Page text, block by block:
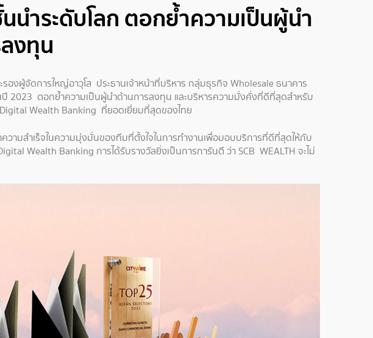
นำระดับโลก ตอกย้ำความเป็นผู้นำ
งทุน
องผู้จัดการใหญ่อาวุโส ประธานเจ้าหน้าที่บริหาร กลุ่มธุรกิจ Wholesale ธนาคาร
2023 ตอกย้ำความเป็นผู้นำด้านการลงทุน และบริหารความมั่งคั่งที่ดีที่สุดสำหรับ
Wealth Banking ที่ยอดเยี่ยมที่สุดของไทย
ามสำเร็จในความมุ่งมั่นของทีมที่ตั้งใจในการทำงานเพื่อมอบบริการที่ดีที่สุดให้กับ
Wealth Banking การได้รับรางวัลยิ่งเป็นการการันตี ว่า SCB WEALTH จะไม่